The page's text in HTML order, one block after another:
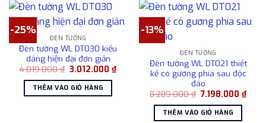
-25%
ĐÈN TƯỜNG
Đèn tường WL DT030 kiểu
dáng hiện đại đơn giản
4.019.000₫ Giá
là:
4.019.000 ₫.
3.012.000₫Giá
3.012.000 ₫.
THÊM VÀO GIỎ HÀNG
-13%
ĐÈN TƯỜNG
Đèn tường WL DT021 thiết
kế có gương phía sau độc
đáo
8.289.000₫ Giá
là:
8.289.000 ₫.
7.198.000₫Giá
THÊM VÀO GIỎ HÀNG